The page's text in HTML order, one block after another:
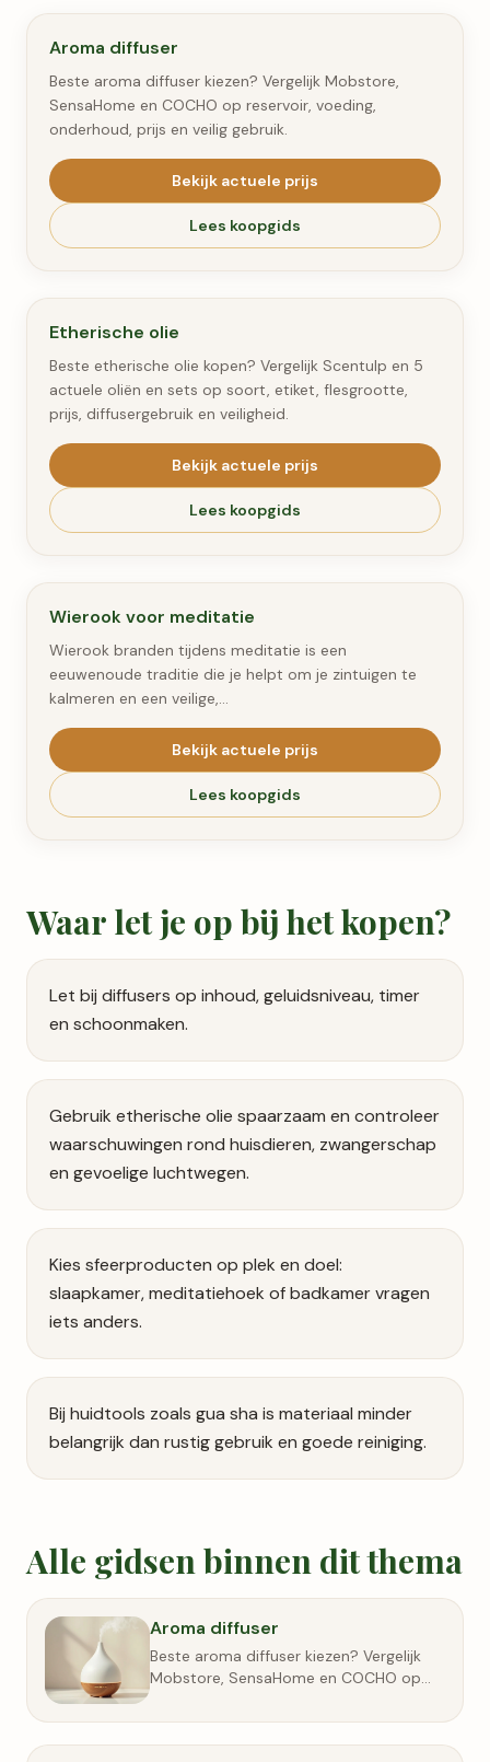
#
Aroma diffuser
Beste aroma diffuser kiezen? Vergelijk Mobstore,
SensaHome en COCHO op reservoir, voeding,
onderhoud, prijs en veilig gebruik.
Bekijk actuele prijs
Lees koopgids
# 2
Etherische olie
Beste etherische olie kopen? Vergelijk Scentulp en 5
actuele oliën en sets op soort, etiket, flesgrootte,
prijs, diffusergebruik en veiligheid.
Bekijk actuele prijs
Lees koopgids
#3
Wierook voor meditatie
Wierook branden tijdens meditatie is een
eeuwenoude traditie die je helpt om je zintuigen te
kalmeren en een veilige,…
Bekijk actuele prijs
Lees koopgids
Waar let je op bij het kopen?
Let bij diffusers op inhoud, geluidsniveau, timer
en schoonmaken.
Gebruik etherische olie spaarzaam en controleer
waarschuwingen rond huisdieren, zwangerschap
en gevoelige luchtwegen.
Kies sfeerproducten op plek en doel:
slaapkamer, meditatiehoek of badkamer vragen
iets anders.
Bij huidtools zoals gua sha is materiaal minder
belangrijk dan rustig gebruik en goede reiniging.
Alle gidsen binnen dit thema
Aroma diffuser
Beste aroma diffuser kiezen? Vergelijk
Mobstore, SensaHome en COCHO op
veilig gebruik.